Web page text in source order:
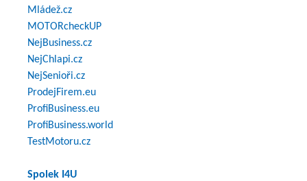
Mládež.cz
MOTORcheckUP
NejBusiness.cz
NejChlapi.cz
NejSenioři.cz
ProdejFirem.eu
ProfiBusiness.eu
ProfiBusiness.world
TestMotoru.cz
Spolek I4U